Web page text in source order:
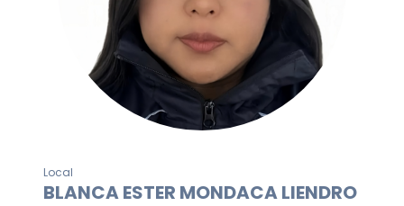
Local
BLANCA ESTER MONDACA LIENDRO